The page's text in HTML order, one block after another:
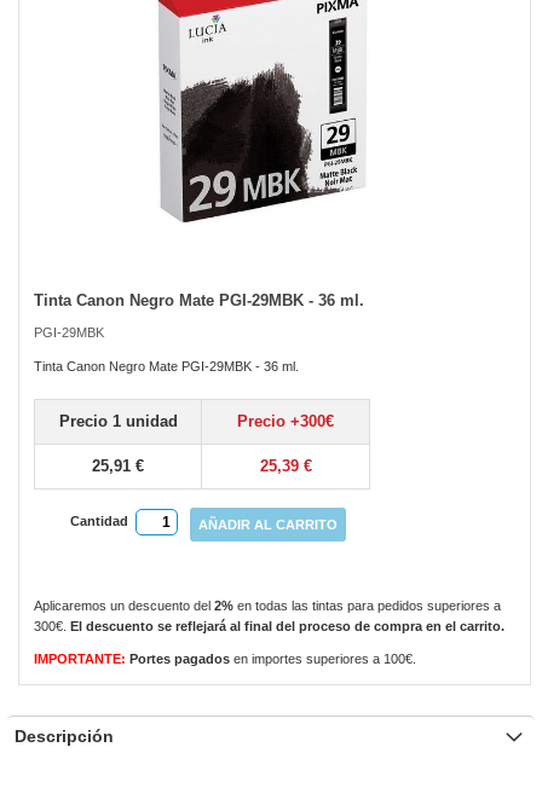
Tinta Canon Negro Mate PGI-29MBK - 36 ml.
PGI-29MBK
Tinta Canon Negro Mate PGI-29MBK - 36 ml.
Precio 1 unidad Precio +300€
25,91 € 25,39 €
Cantidad AÑADIR AL CARRITO
Aplicaremos un descuento del 2% en todas las tintas para pedidos superiores a
300€.
El descuento se reflejará al final del proceso de compra en el carrito.
IMPORTANTE: Portes pagados en importes superiores a 100€.
Skip
the
beginning
the
images
gallery
Descripción